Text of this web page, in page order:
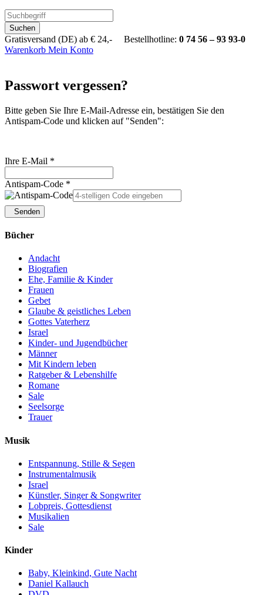
Suchen
Gratisversand (DE) ab € 24,- Bestellhotline: 0 74 56 – 93 93-0
Warenkorb Mein Konto
Passwort vergessen?
Bitte geben Sie Ihre E-Mail-Adresse ein, bestätigen Sie den
Antispam-Code und klicken auf "Senden":
Ihre E-Mail *
Antispam-Code *
Senden
Bücher
Andacht
Biografien
Ehe, Familie & Kinder
Frauen
Gebet
Glaube & geistliches Leben
Gottes Vaterherz
Israel
Kinder- und Jugendbücher
Männer
Mit Kindern leben
Ratgeber & Lebenshilfe
Romane
Sale
Seelsorge
Trauer
Musik
Entspannung, Stille & Segen
Instrumentalmusik
Israel
Künstler, Singer & Songwriter
Lobpreis, Gottesdienst
Musikalien
Sale
Kinder
Baby, Kleinkind, Gute Nacht
Daniel Kallauch